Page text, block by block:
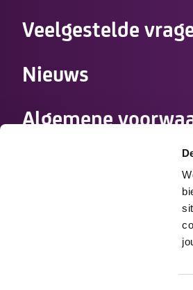
Veelgestelde
Nieuws
Algemene
zorgovereenkomst